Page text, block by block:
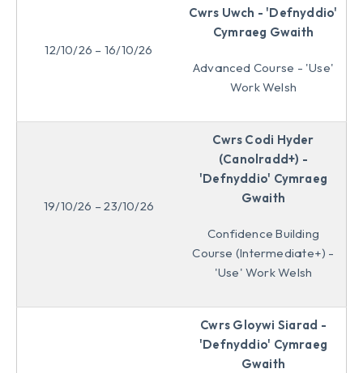
12/10/26 – 16/10/26
Cwrs Uwch - 'Defnyddio'
Cymraeg Gwaith
Advanced Course - 'Use'
Work Welsh
19/10/26 – 23/10/26
Cwrs Codi Hyder
(Canolradd+) -
'Defnyddio' Cymraeg
Gwaith
Confidence Building
Course (Intermediate+) -
'Use' Work Welsh
Cwrs Gloywi Siarad -
'Defnyddio' Cymraeg
Gwaith